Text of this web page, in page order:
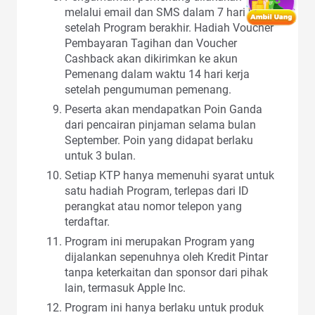
melalui email dan SMS dalam 7 hari kerja
setelah Program berakhir. Hadiah Voucher
Pembayaran Tagihan dan Voucher
Cashback akan dikirimkan ke akun
Pemenang dalam waktu 14 hari kerja
setelah pengumuman pemenang.
Peserta akan mendapatkan Poin Ganda
dari pencairan pinjaman selama bulan
September. Poin yang didapat berlaku
untuk 3 bulan.
Setiap KTP hanya memenuhi syarat untuk
satu hadiah Program, terlepas dari ID
perangkat atau nomor telepon yang
terdaftar.
Program ini merupakan Program yang
dijalankan sepenuhnya oleh Kredit Pintar
tanpa keterkaitan dan sponsor dari pihak
lain, termasuk Apple Inc.
Program ini hanya berlaku untuk produk